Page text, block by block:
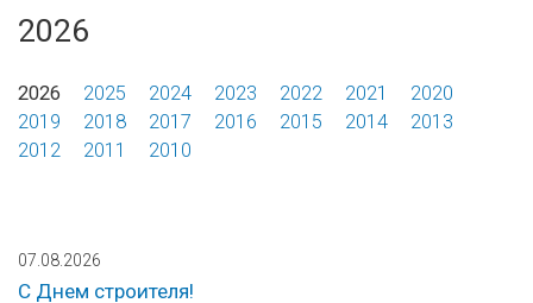
2026
2026 2025 2024 2023 2022 2021
2020
2019
2018 2017 2016 2015 2014
2013
2012
2011 2010
07.08.2026
С Днем строителя!